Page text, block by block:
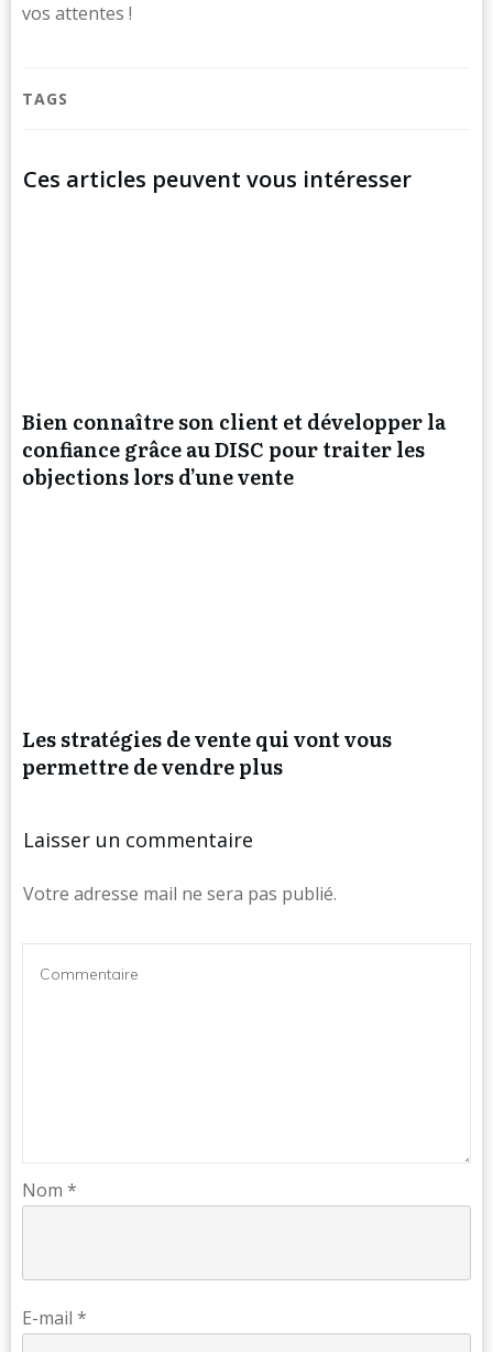
vos attentes !
TAGS
Ces articles peuvent vous intéresser
Bien connaître son client et développer la
confiance grâce au DISC pour traiter les
objections lors d’une vente
Les stratégies de vente qui vont vous
permettre de vendre plus
Laisser un commentaire
Votre adresse mail ne sera pas publié.
Nom *
E-mail *